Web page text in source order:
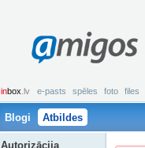
amigos
inbox .lv e-pasts spēles foto files
Blogi Atbildes
Autorizācija